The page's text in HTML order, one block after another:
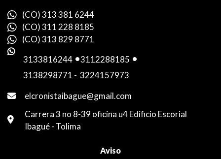
(CO) 313 381 6244
(CO) 311 228 8185
(CO) 313 829 8771
3133816244 -3112288185 -
3138298771 - 3224157973
elcronistaibague@gmail.com
Carrera 3 no 8-39 oficina u4 Edificio Escorial
Ibagué - Tolima
Aviso